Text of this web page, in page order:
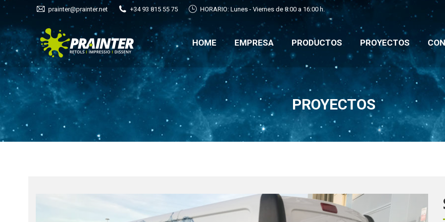
prainter@prainter.net +34 93 815 55 75 HORARIO: Lunes - Viernes de 8:00 a 16:00 h.
HOME EMPRESA PRODUCTOS PROYECTOS
PROYECTOS
HOME PRODUCTOS PROYECTOS